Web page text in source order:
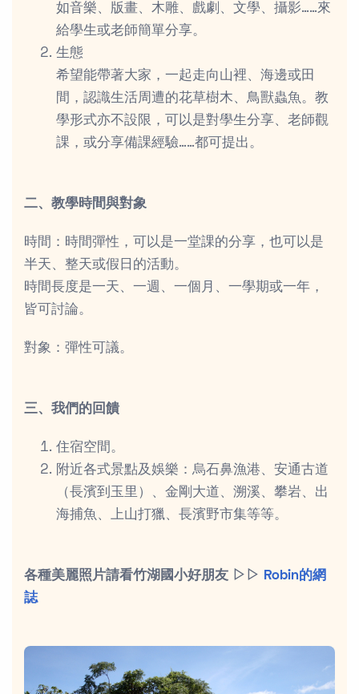
如音樂、版畫、木雕、戲劇、文學、攝影……來
給學生或老師簡單分享。
生態
希望能帶著大家，一起走向山裡、海邊或田
間，認識生活周遭的花草樹木、鳥獸蟲魚。教
學形式亦不設限，可以是對學生分享、老師觀
課，或分享備課經驗……都可提出。
二、教學時間與對象
時間：時間彈性，可以是一堂課的分享，也可以是
半天、整天或假日的活動。
時間長度是一天、一週、一個月、一學期或一年，
皆可討論。
對象：彈性可議。
三、我們的回饋
住宿空間。
附近各式景點及娛樂：烏石鼻漁港、安通古道
（長濱到玉里）、金剛大道、溯溪、攀岩、出
海捕魚、上山打獵、長濱野市集等等。
各種美麗照片請看竹湖國小好朋友 ▷▷
Robin的網
誌